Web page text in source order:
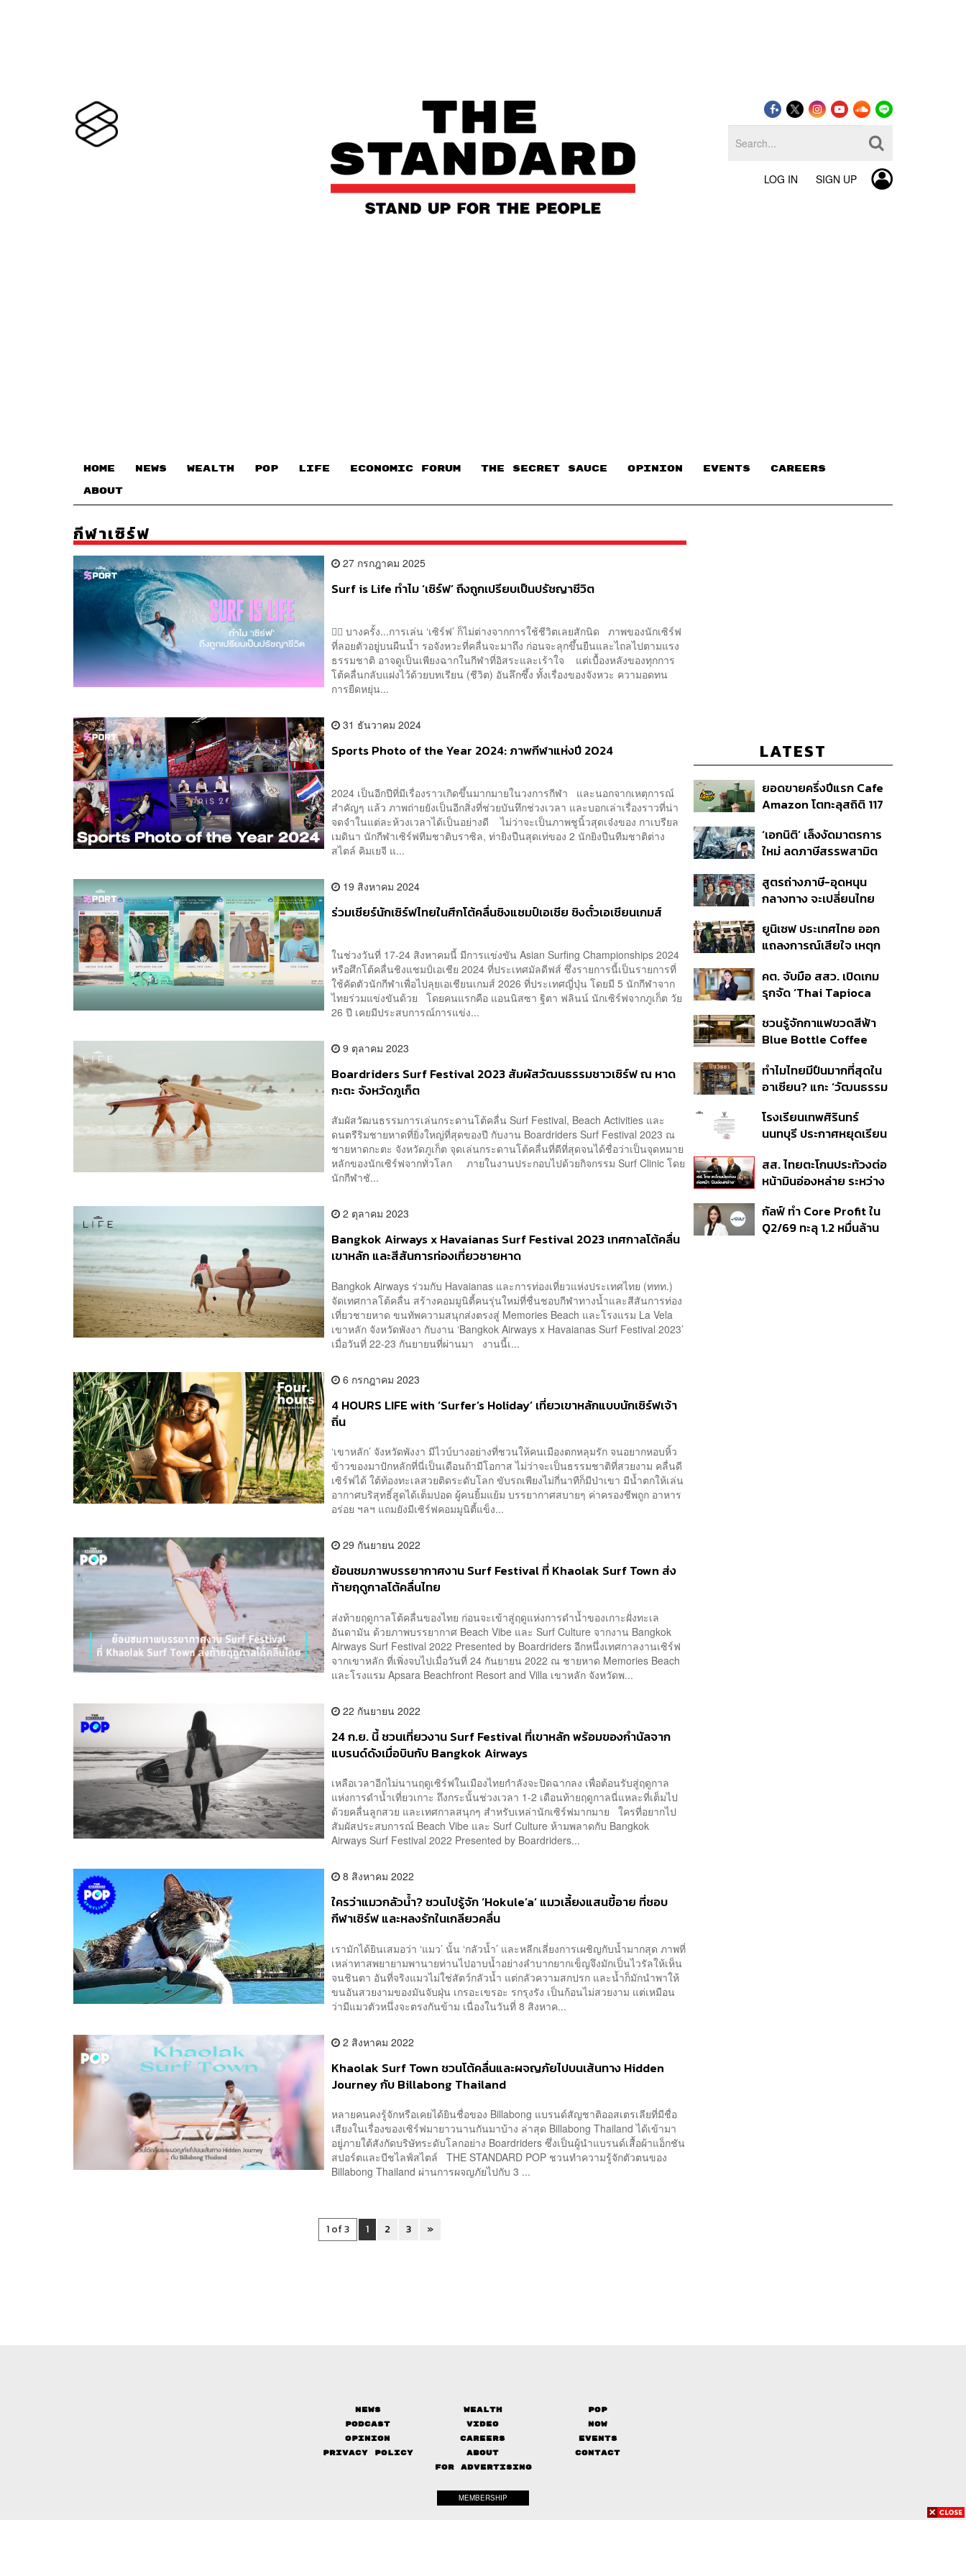
LOG IN SIGN UP
HOME NEWS WEALTH POP LIFE ECONOMIC FORUM THE SECRET SAUCE​ OPINION EVENTS CAREERS
ABOUT
กีฬาเซิร์ฟ
27 กรกฎาคม 2025
Surf is Life ทำไม ‘เซิร์ฟ’ ถึงถูกเปรียบเป็นปรัชญาชีวิต
🏄‍♂️ บางครั้ง...การเล่น ‘เซิร์ฟ’ ก็ไม่ต่างจากการใช้ชีวิตเลยสักนิด ภาพของนักเซิร์ฟ
ที่ลอยตัวอยู่บนผืนน้ำ รอจังหวะที่คลื่นจะมาถึง ก่อนจะลุกขึ้นยืนและไถลไปตามแรง
ธรรมชาติ อาจดูเป็นเพียงฉากในกีฬาที่อิสระและเร้าใจ แต่เบื้องหลังของทุกการ
โต้คลื่นกลับแฝงไว้ด้วยบทเรียน (ชีวิต) อันลึกซึ้ง ทั้งเรื่องของจังหวะ ความอดทน
การยืดหยุ่น...
31 ธันวาคม 2024
Sports Photo of the Year 2024: ภาพกีฬาแห่งปี 2024
2024 เป็นอีกปีที่มีเรื่องราวเกิดขึ้นมากมายในวงการกีฬา และนอกจากเหตุการณ์
สำคัญๆ แล้ว ภาพถ่ายยังเป็นอีกสิ่งที่ช่วยบันทึกช่วงเวลา และบอกเล่าเรื่องราวที่น่า
จดจำในแต่ละห้วงเวลาได้เป็นอย่างดี ไม่ว่าจะเป็นภาพชูนิ้วสุดเจ๋งของ กาเบรียล
เมดินา นักกีฬาเซิร์ฟทีมชาติบราซิล, ท่ายิงปืนสุดเท่ของ 2 นักยิงปืนทีมชาติต่าง
สไตล์ คิมเยจี แ...
19 สิงหาคม 2024
ร่วมเชียร์นักเซิร์ฟไทยในศึกโต้คลื่นชิงแชมป์เอเชีย ชิงตั๋วเอเชียนเกมส์
ในช่วงวันที่ 17-24 สิงหาคมนี้ มีการแข่งขัน Asian Surfing Championships 2024
หรือศึกโต้คลื่นชิงแชมป์เอเชีย 2024 ที่ประเทศมัลดีฟส์ ซึ่งรายการนี้เป็นรายการที่
ใช้คัดตัวนักกีฬาเพื่อไปลุยเอเชียนเกมส์ 2026 ที่ประเทศญี่ปุ่น โดยมี 5 นักกีฬาจาก
ไทยร่วมแข่งขันด้วย โดยคนแรกคือ แอนนิสซา ฐิตา ฟลินน์ นักเซิร์ฟจากภูเก็ต วัย
26 ปี เคยมีประสบการณ์การแข่ง...
9 ตุลาคม 2023
Boardriders Surf Festival 2023 สัมผัสวัฒนธรรมชาวเซิร์ฟ ณ หาด
กะตะ จังหวัดภูเก็ต
สัมผัสวัฒนธรรมการเล่นกระดานโต้คลื่น Surf Festival, Beach Activities และ
ดนตรีริมชายหาดที่ยิ่งใหญ่ที่สุดของปี กับงาน Boardriders Surf Festival 2023 ณ
ชายหาดกะตะ จังหวัดภูเก็ต จุดเล่นกระดานโต้คลื่นที่ดีที่สุดจนได้ชื่อว่าเป็นจุดหมาย
หลักของนักเซิร์ฟจากทั่วโลก ภายในงานประกอบไปด้วยกิจกรรม Surf Clinic โดย
นักกีฬาชั...
2 ตุลาคม 2023
Bangkok Airways x Havaianas Surf Festival 2023 เทศกาลโต้คลื่น
เขาหลัก และสีสันการท่องเที่ยวชายหาด
Bangkok Airways ร่วมกับ Havaianas และการท่องเที่ยวแห่งประเทศไทย (ททท.)
จัดเทศกาลโต้คลื่น สร้างคอมมูนิตี้คนรุ่นใหม่ที่ชื่นชอบกีฬาทางน้ำและสีสันการท่อง
เที่ยวชายหาด ขนทัพความสนุกส่งตรงสู่ Memories Beach และโรงแรม La Vela
เขาหลัก จังหวัดพังงา กับงาน ‘Bangkok Airways x Havaianas Surf Festival 2023’
เมื่อวันที่ 22-23 กันยายนที่ผ่านมา งานนี้เ...
6 กรกฎาคม 2023
4 HOURS LIFE with ‘Surfer’s Holiday’ เที่ยวเขาหลักแบบนักเซิร์ฟเจ้า
ถิ่น
‘เขาหลัก’ จังหวัดพังงา มีไวบ์บางอย่างที่ชวนให้คนเมืองตกหลุมรัก จนอยากหอบหิ้ว
ข้าวของมาปักหลักที่นี่เป็นเดือนถ้ามีโอกาส ไม่ว่าจะเป็นธรรมชาติที่สวยงาม คลื่นดี
เซิร์ฟได้ ใต้ท้องทะเลสวยติดระดับโลก ขับรถเพียงไม่กี่นาทีก็มีป่าเขา มีน้ำตกให้เล่น
อากาศบริสุทธิ์สูดได้เต็มปอด ผู้คนยิ้มแย้ม บรรยากาศสบายๆ ค่าครองชีพถูก อาหาร
อร่อย ฯลฯ แถมยังมีเซิร์ฟคอมมูนิตี้แข็ง...
29 กันยายน 2022
ย้อนชมภาพบรรยากาศงาน Surf Festival ที่ Khaolak Surf Town ส่ง
ท้ายฤดูกาลโต้คลื่นไทย
ส่งท้ายฤดูกาลโต้คลื่นของไทย ก่อนจะเข้าสู่ฤดูแห่งการดำน้ำของเกาะฝั่งทะเล
อันดามัน ด้วยภาพบรรยากาศ Beach Vibe และ Surf Culture จากงาน Bangkok
Airways Surf Festival 2022 Presented by Boardriders อีกหนึ่งเทศกาลงานเซิร์ฟ
จากเขาหลัก ที่เพิ่งจบไปเมื่อวันที่ 24 กันยายน 2022 ณ ชายหาด Memories Beach
และโรงแรม Apsara Beachfront Resort and Villa เขาหลัก จังหวัดพ...
22 กันยายน 2022
24 ก.ย. นี้ ชวนเที่ยวงาน Surf Festival ที่เขาหลัก พร้อมของกำนัลจาก
แบรนด์ดังเมื่อบินกับ Bangkok Airways
เหลือเวลาอีกไม่นานฤดูเซิร์ฟในเมืองไทยกำลังจะปิดฉากลง เพื่อต้อนรับสู่ฤดูกาล
แห่งการดำน้ำเที่ยวเกาะ ถึงกระนั้นช่วงเวลา 1-2 เดือนท้ายฤดูกาลนี่แหละที่เต็มไป
ด้วยคลื่นลูกสวย และเทศกาลสนุกๆ สำหรับเหล่านักเซิร์ฟมากมาย ใครที่อยากไป
สัมผัสประสบการณ์ Beach Vibe และ Surf Culture ห้ามพลาดกับ Bangkok
Airways Surf Festival 2022 Presented by Boardriders...
8 สิงหาคม 2022
ใครว่าแมวกลัวน้ำ? ชวนไปรู้จัก ‘Hokule’a’ แมวเลี้ยงแสนขี้อาย ที่ชอบ
กีฬาเซิร์ฟ และหลงรักในเกลียวคลื่น
เรามักได้ยินเสมอว่า ‘แมว’ นั้น ‘กลัวน้ำ’ และหลีกเลี่ยงการเผชิญกับน้ำมากสุด ภาพที่
เหล่าทาสพยายามพานายท่านไปอาบน้ำอย่างลำบากยากเข็ญจึงมักเป็นไวรัลให้เห็น
จนชินตา อันที่จริงแมวไม่ใช่สัตว์กลัวน้ำ แต่กลัวความสกปรก และน้ำก็มักนำพาให้
ขนอันสวยงามของมันจับฝุ่น เกรอะเขรอะ รกรุงรัง เป็นก้อนไม่สวยงาม แต่เหมือน
ว่ามีแมวตัวหนึ่งจะตรงกันข้าม เนื่องในวันที่ 8 สิงหาค...
2 สิงหาคม 2022
Khaolak Surf Town ชวนโต้คลื่นและผจญภัยไปบนเส้นทาง Hidden
Journey กับ Billabong Thailand
หลายคนคงรู้จักหรือเคยได้ยินชื่อของ Billabong แบรนด์สัญชาติออสเตรเลียที่มีชื่อ
เสียงในเรื่องของเซิร์ฟมายาวนานกันมาบ้าง ล่าสุด Billabong Thailand ได้เข้ามา
อยู่ภายใต้สังกัดบริษัทระดับโลกอย่าง Boardriders ซึ่งเป็นผู้นำแบรนด์เสื้อผ้าแอ็กชัน
สปอร์ตและบีชไลฟ์สไตล์ THE STANDARD POP ชวนทำความรู้จักตัวตนของ
Billabong Thailand ผ่านการผจญภัยไปกับ 3 ...
1 of 3 1 2 3 »
LATEST
ยอดขายครึ่งปีแรก Cafe
Amazon โตทะลุสถิติ 117
สไตล์ OR โตต่อเนื่อง
‘เอกนิติ’ เล็งงัดมาตรการ
ใหม่ ลดภาษีสรรพสามิต
โรงงานในไทย
สูตรถ่างภาษี-อุดหนุน
กลางทาง จะเปลี่ยนไทย
EV ได้จริงหรือ?
ยูนิเซฟ ประเทศไทย ออก
แถลงการณ์เสียใจ เหตุก
นนทบุรี ชี้โรงเรียนควรเป็น
พื้นที่ปลอดภัย
คต. จับมือ สสว. เปิดเกม
รุกจัด ‘Thai Tapioca
แข็งแกร่ง ยกระดับความ
เชื่อมั่นมันสำปะหลังไทยใน
ชวนรู้จักกาแฟขวดสีฟ้า
Blue Bottle Coffee
และมีอะไรน่าสนใจบ้าง?
ทำไมไทยมีปืนมากที่สุดใน
อาเซียน? แกะ ‘วัฒนธรรม
โหว่ และปืนเถื่อนเข้าถึงง่าย
โรงเรียนเทพศิรินทร์
นนทบุรี ประกาศหยุดเรียน
หลังเกิดเหตุฉุกเฉินภายใน
สถานศึกษา
สส. ไทยตะโกนประท้วงต่อ
หน้ามินอ่องหล่าย ระหว่าง
เป็น ‘จุดตกต่ำ’ ของ
ยุทธศาสตร์การทูตไทย
กัลฟ์ ทำ Core Profit ใน
Q2/69 ทะลุ 1.2 หมื่นล้าน
News Wealth
Pop
Podcast
Video
Now
Opinion
Careers
Events
Privacy Policy
About
Contact
FOR ADVERTISING
MEMBERSHIP